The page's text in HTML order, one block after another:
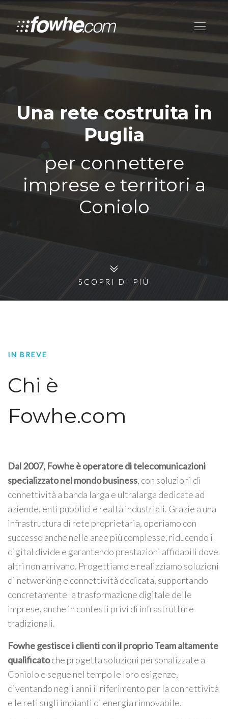
Una rete costruita in
Puglia
per connettere
imprese e territori a
Coniolo
SCOPRI DI PIÙ
SCOPRI DI PIÙ
IN BREVE
Chi è
Fowhe.com
Dal 2007, Fowhe è operatore di telecomunicazioni
specializzato nel mondo business, con soluzioni di
connettività a banda larga e ultralarga dedicate ad
aziende, enti pubblici e realtà industriali. Grazie a una
infrastruttura di rete proprietaria, operiamo con
successo anche nelle aree più complesse, riducendo il
digital divide e garantendo prestazioni affidabili dove
altri non arrivano. Progettiamo e realizziamo soluzioni
di networking e connettività dedicata, supportando
concretamente la trasformazione digitale delle
imprese, anche in contesti privi di infrastrutture
tradizionali.
Fowhe gestisce i clienti con il proprio Team altamente
qualificatoche progetta soluzioni personalizzate a
Coniolo e segue nel tempo le loro esigenze,
diventando negli anni il riferimento per la connettività
e le reti sugli impianti di energia rinnovabile.